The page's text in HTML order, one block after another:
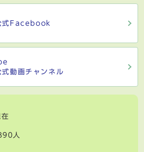
式Facebook
式動画チャンネル
人